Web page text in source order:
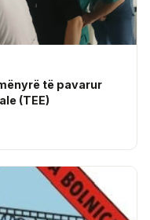
të pavarur
(TEE)